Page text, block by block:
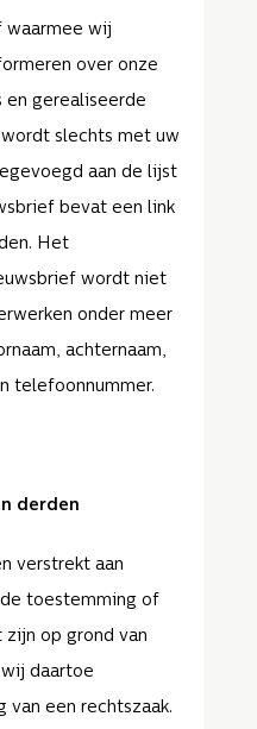
waarmee wij
over onze
en gerealiseerde
slechts met uw
aan de lijst
bevat een link
Het
wordt niet
onder meer
achternaam,
telefoonnummer.
derden
verstrekt aan
toestemming of
op grond van
daartoe
van een rechtszaak.